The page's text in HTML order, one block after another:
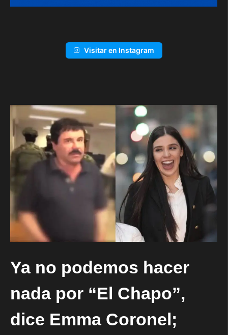
Visitar en Instagram
Ya no podemos hacer
nada por “El Chapo”,
dice Emma Coronel;